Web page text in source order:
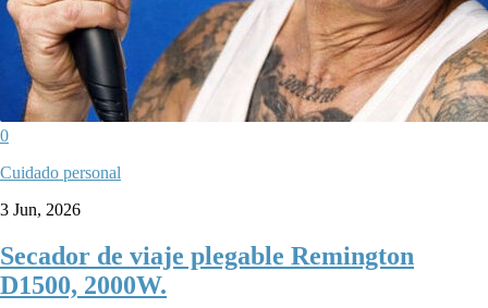
0
Cuidado personal
3 Jun, 2026
Secador de viaje plegable Remington
D1500, 2000W.